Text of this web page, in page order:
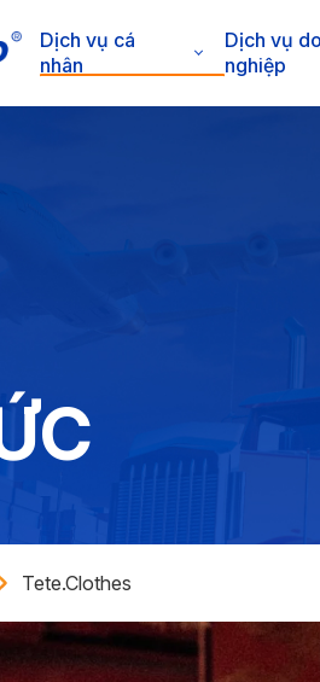
Dịch vụ cá
nhân
Dịch vụ
nghiệp
Tete.Clothes